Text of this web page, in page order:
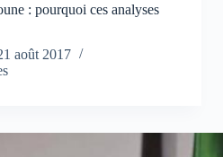
: pourquoi ces analyses
août 2017